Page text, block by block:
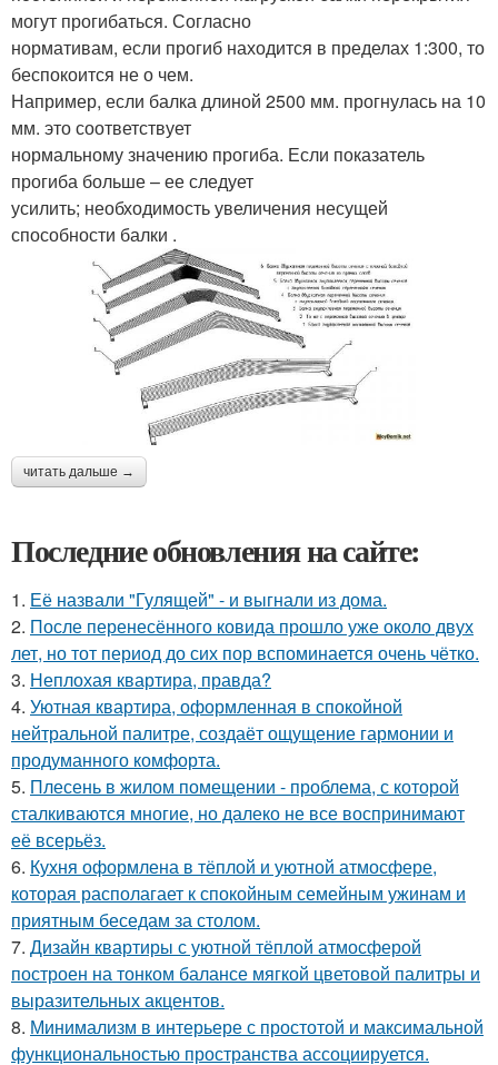
могут прогибаться. Согласно
нормативам, если прогиб находится в пределах 1:300, то
беспокоится не о чем.
Например, если балка длиной 2500 мм. прогнулась на 10
мм. это соответствует
нормальному значению прогиба. Если показатель
прогиба больше – ее следует
усилить; необходимость увеличения несущей
способности балки .
читать дальше →
Последние обновления на сайте:
1. Её назвали "Гулящей" - и выгнали из дома.
2. После перенесённого ковида прошло уже около двух
лет, но тот период до сих пор вспоминается очень чётко.
3. Неплохая квартира, правда?
4. Уютная квартира, оформленная в спокойной
нейтральной палитре, создаёт ощущение гармонии и
продуманного комфорта.
5. Плесень в жилом помещении - проблема, с которой
сталкиваются многие, но далеко не все воспринимают
её всерьёз.
6. Кухня оформлена в тёплой и уютной атмосфере,
которая располагает к спокойным семейным ужинам и
приятным беседам за столом.
7. Дизайн квартиры с уютной тёплой атмосферой
построен на тонком балансе мягкой цветовой палитры и
выразительных акцентов.
8. Минимализм в интерьере с простотой и максимальной
функциональностью пространства ассоциируется.